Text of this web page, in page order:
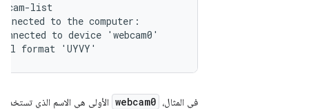
list
to the computer:
to device 'webcam0'
format 'UYVY'
في المثال، webcam0 الأولى هي الاسم الذي